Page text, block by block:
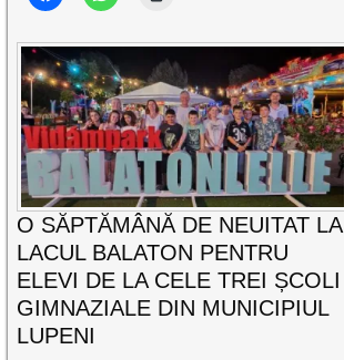
O SĂPTĂMÂNĂ DE NEUITAT LA
LACUL BALATON PENTRU
ELEVI DE LA CELE TREI ȘCOLI
GIMNAZIALE DIN MUNICIPIUL
LUPENI